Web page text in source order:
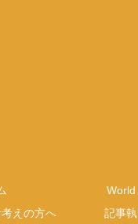
World
えの方へ
記事